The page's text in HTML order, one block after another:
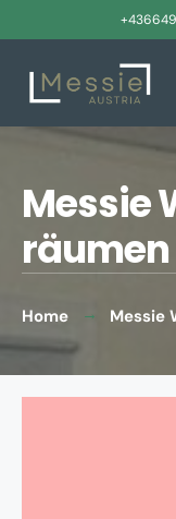
Messie
räumen
Home Messie